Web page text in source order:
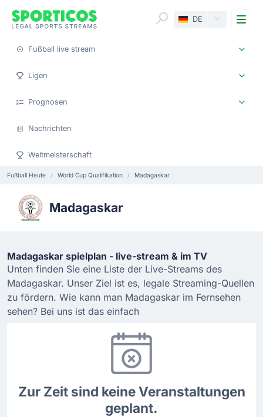
DE
Fußball live stream
Ligen
Prognosen
Nachrichten
Weltmeisterschaft
Fußball Heute World Cup Qualifikation Madagaskar
Madagaskar
Madagaskar spielplan - live-stream & im TV
Unten finden Sie eine Liste der Live-Streams des
Madagaskar. Unser Ziel ist es, legale Streaming-Quellen
zu fördern. Wie kann man Madagaskar im Fernsehen
sehen? Bei uns ist das einfach
Zur Zeit sind keine Veranstaltungen
geplant.